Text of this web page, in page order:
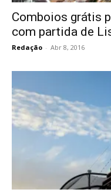
Comboios grátis
com partida de
Redação - Abr 8, 2016